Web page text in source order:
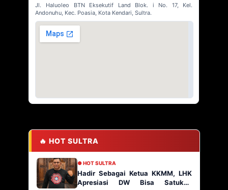
Jl. Haluoleo BTN Eksekutif Land Blok. i No. 17, Kel.
Andonuhu, Kec. Poasia, Kota Kendari, Sultra.
🔥 HOT SULTRA
● HOT SULTRA
Hadir Sebagai Ketua KKMM, LHK
Apresiasi DW Bisa Satukan